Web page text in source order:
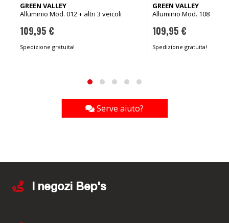
GREEN VALLEY
Alluminio Mod. 012 + altri 3 veicoli
109,95 €
Spedizione gratuita!
GREEN VALLEY
Alluminio Mod. 108
109,95 €
Spedizione gratuita!
Serve aiuto?
I negozi Bep's